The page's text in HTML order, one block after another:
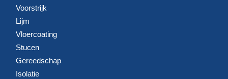
Voorstrijk
Lijm
Vloercoating
Stucen
Gereedschap
Isolatie